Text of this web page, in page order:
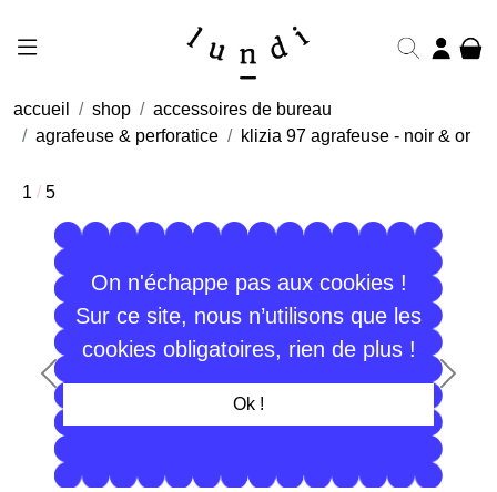
On n'échappe pas aux cookies !
Sur ce site, nous n’utilisons que les
cookies obligatoires, rien de plus !
Ok !
accueil shop
accessoires de bureau
agrafeuse & perforatice
klizia 97 agrafeuse - noir & or
1 / 5
Précédent